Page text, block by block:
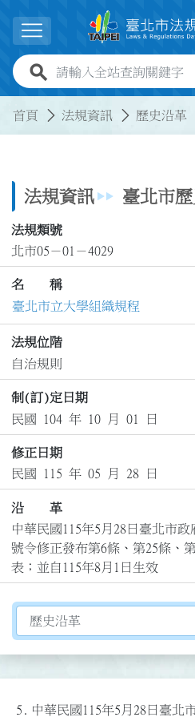
展開選單
全站查詢關鍵字欄位
首頁 法規資訊 歷史沿革
法規資訊 臺北市
法規類號
北市05－01－4029
名 稱
臺北市立大學組織規程
法規位階
自治規則
制(訂)定日期
民國 104 年 10 月 01 日
修正日期
民國 115 年 05 月 28 日
沿 革
中華民國115年5月28日臺北市政
號令修正發布第6條、第25條、
表；並自115年8月1日生效
切換選擇法規資訊內容
5.
中華民國115年5月28日臺北